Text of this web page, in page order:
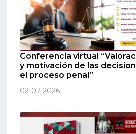
Conferencia virtual
y motivación de las
el proceso penal”
02-07-2026